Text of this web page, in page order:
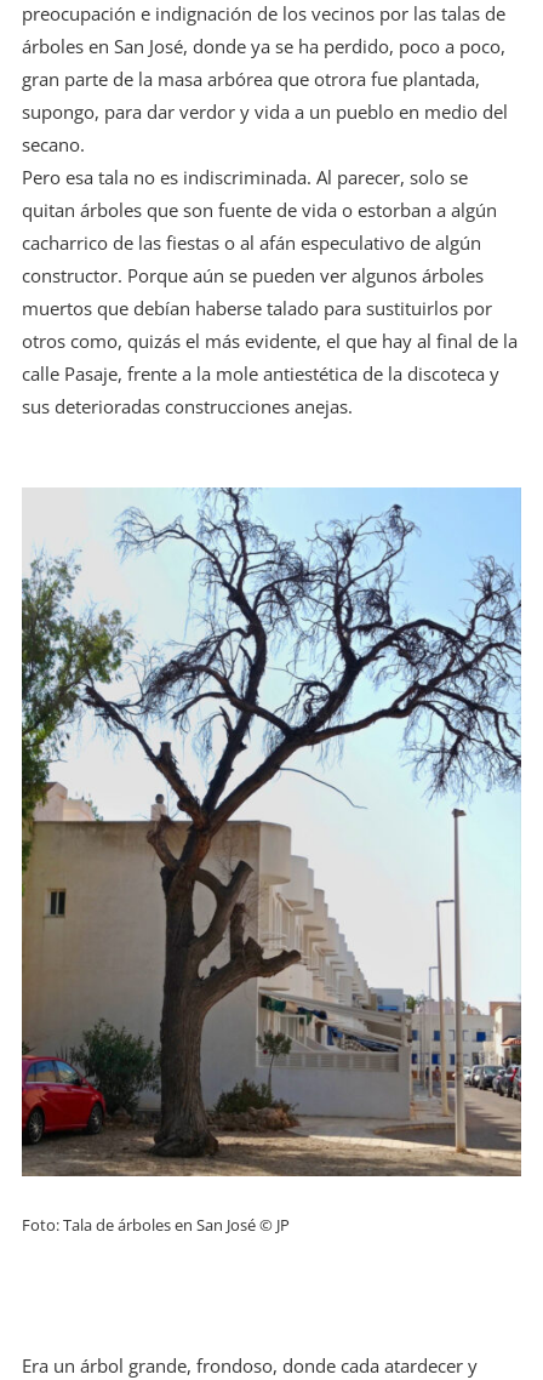
preocupación e indignación de los vecinos por las talas de
árboles en San José, donde ya se ha perdido, poco a poco,
gran parte de la masa arbórea que otrora fue plantada,
supongo, para dar verdor y vida a un pueblo en medio del
secano.
Pero esa tala no es indiscriminada. Al parecer, solo se
quitan árboles que son fuente de vida o estorban a algún
cacharrico de las fiestas o al afán especulativo de algún
constructor. Porque aún se pueden ver algunos árboles
muertos que debían haberse talado para sustituirlos por
otros como, quizás el más evidente, el que hay al final de la
calle Pasaje, frente a la mole antiestética de la discoteca y
sus deterioradas construcciones anejas.
Foto: Tala de árboles en San José © JP
Era un árbol grande, frondoso, donde cada atardecer y